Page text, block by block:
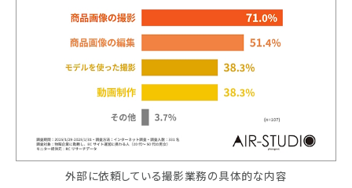
外部に依頼している撮影業務の具体的な内容